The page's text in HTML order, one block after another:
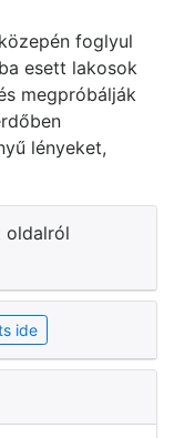
foglyul
esett lakosok
megpróbálják
lényeket,
oldalról
ide